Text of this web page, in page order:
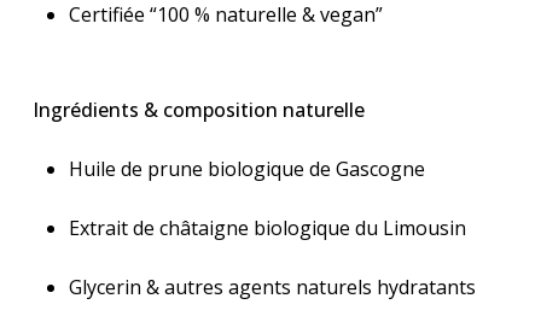
Certifiée “100 % naturelle & vegan”
Ingrédients & composition naturelle
Huile de prune biologique de Gascogne
Extrait de châtaigne biologique du Limousin
Glycerin & autres agents naturels hydratants